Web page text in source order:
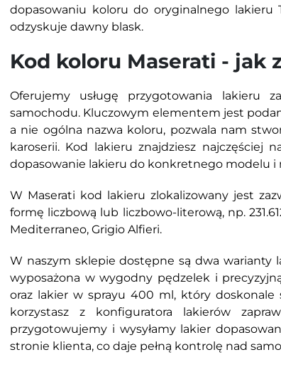
dopasowaniu koloru do oryginalnego lakieru
odzyskuje dawny blask.
Kod koloru Maserati - jak
Oferujemy usługę przygotowania lakieru
samochodu. Kluczowym elementem jest
a nie ogólna nazwa koloru, pozwala nam
karoserii. Kod lakieru znajdziesz najczęściej
dopasowanie lakieru do konkretnego modelu i
W Maserati kod lakieru zlokalizowany jest
formę liczbową lub liczbowo-literową, np.
Mediterraneo, Grigio Alfieri.
W naszym sklepie dostępne są dwa warianty
wyposażona w wygodny pędzelek i
oraz lakier w sprayu 400 ml, który doskonale
korzystasz z konfiguratora lakierów
przygotowujemy i wysyłamy lakier
stronie klienta, co daje pełną kontrolę nad